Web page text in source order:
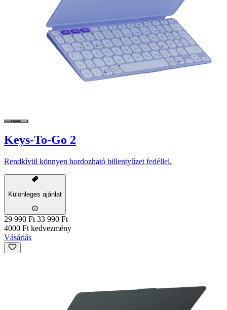
Keys-To-Go 2
Rendkívül könnyen hordozható billentyűzet fedéllel.
Különleges ajánlat
29 990 Ft 33 990 Ft
4000 Ft kedvezmény
Vásárlás